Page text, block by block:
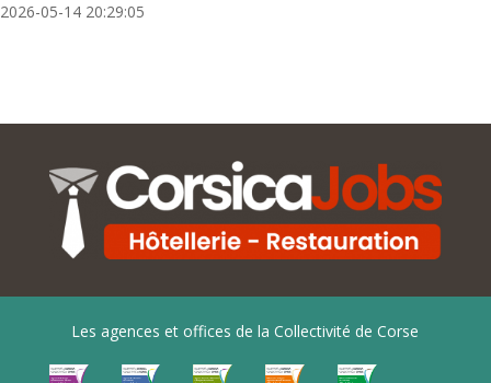
2026-05-14 20:29:05
Les agences et offices de la Collectivité de Corse